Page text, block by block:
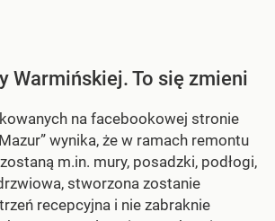
Warmińskiej. To się zmieni
na facebookowej stronie
wynika, że w ramach remontu
m.in. mury, posadzki, podłogi,
stworzona zostanie
recepcyjna i nie zabraknie